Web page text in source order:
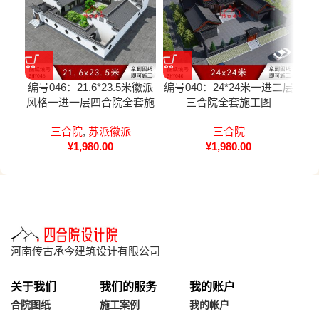
编号046：21.6*23.5米徽派
风格一进一层四合院全套施
三合院, 苏派徽派
¥1,980.00
编号040：24*24米一进二层
三合院全套施工图
三合院
¥1,980.00
河南传古承今建筑设计有限公司
关于我们
合院图纸
我们的服务
施工案例
我的账户
我的帐户